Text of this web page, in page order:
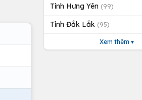
Tỉnh Hưng Yên (99)
Tỉnh Đắk Lắk (95)
Xem thêm ▾